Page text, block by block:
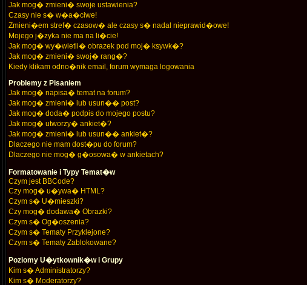
Jak mog� zmieni� swoje ustawienia?
Czasy nie s� w�a�ciwe!
Zmieni�em stref� czasow� ale czasy s� nadal nieprawid�owe!
Mojego j�zyka nie ma na li�cie!
Jak mog� wy�wietli� obrazek pod moj� ksywk�?
Jak mog� zmieni� swoj� rang�?
Kiedy klikam odno�nik email, forum wymaga logowania
Problemy z Pisaniem
Jak mog� napisa� temat na forum?
Jak mog� zmieni� lub usun�� post?
Jak mog� doda� podpis do mojego postu?
Jak mog� utworzy� ankiet�?
Jak mog� zmieni� lub usun�� ankiet�?
Dlaczego nie mam dost�pu do forum?
Dlaczego nie mog� g�osowa� w ankietach?
Formatowanie i Typy Temat�w
Czym jest BBCode?
Czy mog� u�ywa� HTML?
Czym s� U�mieszki?
Czy mog� dodawa� Obrazki?
Czym s� Og�oszenia?
Czym s� Tematy Przyklejone?
Czym s� Tematy Zablokowane?
Poziomy U�ytkownik�w i Grupy
Kim s� Administratorzy?
Kim s� Moderatorzy?